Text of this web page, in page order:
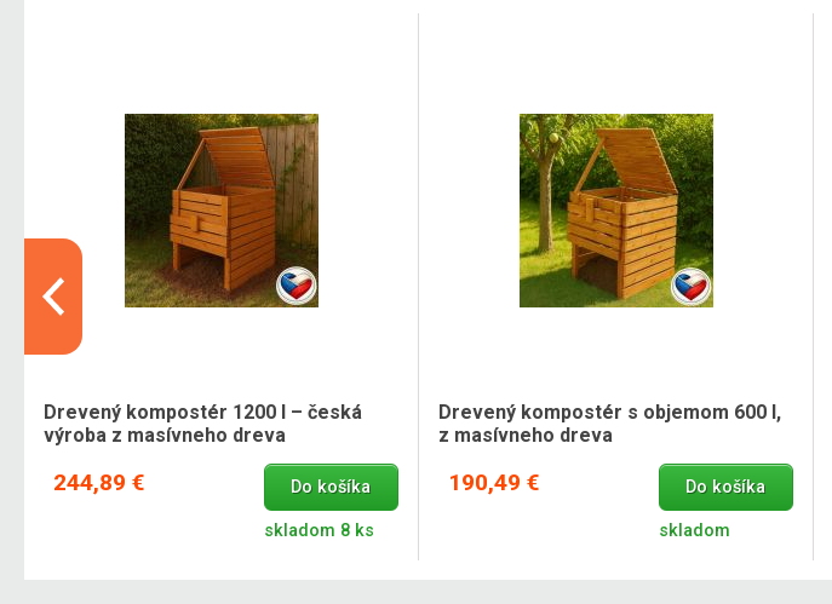
Drevený kompostér 1200 l – česká
výroba z masívneho dreva
244,89 € Do košíka
skladom 8 ks
Drevený kompostér s objemom 600 l,
z masívneho dreva
190,49 € Do košíka
skladom